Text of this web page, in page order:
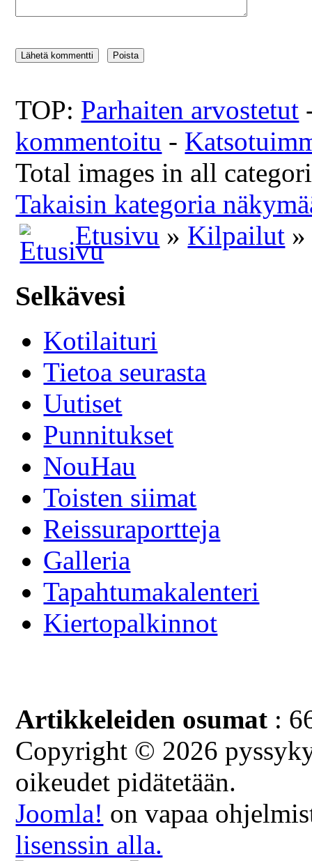
TOP: Parhaiten arvostetut
kommentoitu -
Total images in all
Takaisin kategoria
Etusivu » Kilpailut »
Selkävesi
Kotilaituri
Tietoa seurasta
Uutiset
Punnitukset
NouHau
Toisten siimat
Reissuraportteja
Galleria
Tapahtumakalenteri
Kiertopalkinnot
Artikkeleiden osumat :
Copyright © 2026
oikeudet pidätetään.
Joomla! on vapaa
lisenssin alla.